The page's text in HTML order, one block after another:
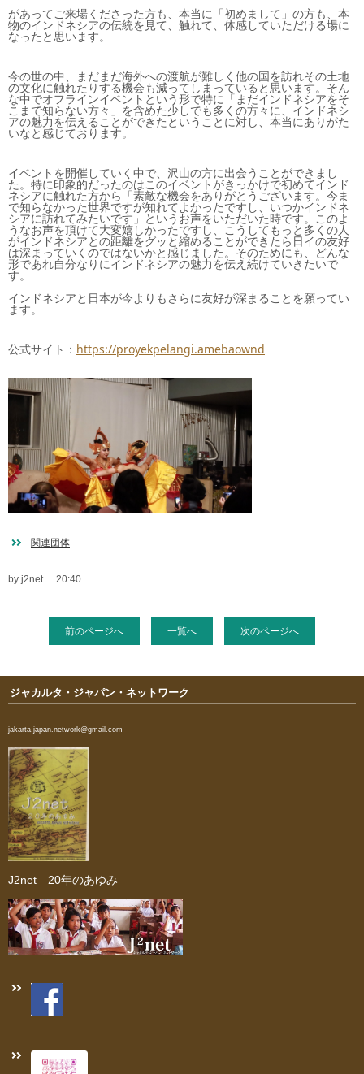
があってご来場くださった方も、本当に「初めまして」の方も、本
物のインドネシアの伝統を見て、触れて、体感していただける場に
なったと思います。
今の世の中、まだまだ海外への渡航が難しく他の国を訪れその土地
の文化に触れたりする機会も減ってしまっていると思います。そん
な中でオフラインイベントという形で特に「まだインドネシアをそ
こまで知らない方々」を含めた少しでも多くの方々に、インドネシ
アの魅力を伝えることができたということに対し、本当にありがた
いなと感じております。
イベントを開催していく中で、沢山の方に出会うことができまし
た。特に印象的だったのはこのイベントがきっかけで初めてインド
ネシアに触れた方から「素敵な機会をありがとうございます。今ま
で知らなかった世界ですが知れてよかったですし、いつかインドネ
シアに訪れてみたいです」というお声をいただいた時です。このよ
うなお声を頂けて大変嬉しかったですし、こうしてもっと多くの人
がインドネシアとの距離をグッと縮めることができたら日イの友好
は深まっていくのではないかと感じました。そのためにも、どんな
形であれ自分なりにインドネシアの魅力を伝え続けていきたいで
す。
インドネシアと日本が今よりもさらに友好が深まることを願ってい
ます。
公式サイト： https://proyekpelangi.amebaownd
関連団体
by j2net 20:40
前のページへ 一覧へ 次のページへ
ジャカルタ・ジャパン・ネットワーク
jakarta.japan.network@gmail.com
J2net 20年のあゆみ